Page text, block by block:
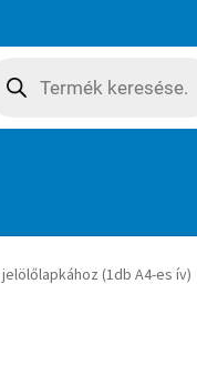
(1db A4-es ív)